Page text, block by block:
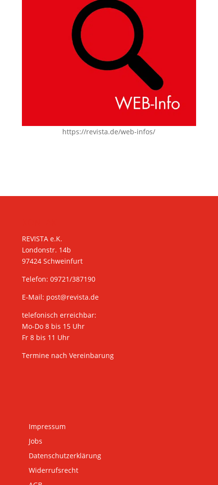
https://revista.de/web-infos/
REVISTA e.K.
Londonstr. 14b
97424 Schweinfurt
Telefon: 09721/387190
E-Mail: post@revista.de
telefonisch erreichbar:
Mo-Do 8 bis 15 Uhr
Fr 8 bis 11 Uhr
Termine nach Vereinbarung
Impressum
Jobs
Datenschutzerklärung
Widerrufsrecht